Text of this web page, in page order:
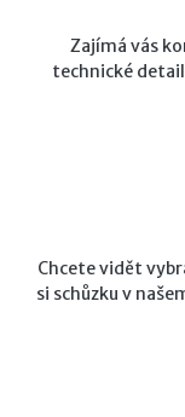
Zajímá vás
technické
Chcete vidět
si schůzku v